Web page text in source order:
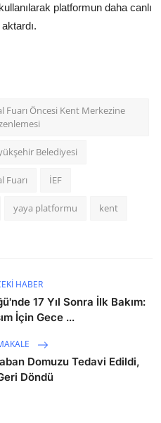
platformun daha canlı
Fuarı Öncesi Kent Merkezine
Belediyesi
Fuarı İEF
yaya platformu kent
HABER
17 Yıl Sonra İlk Bakım:
İçin Gece ...
Domuzu Tedavi Edildi,
Döndü